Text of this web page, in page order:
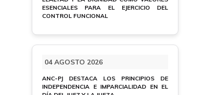
ESENCIALES PARA EL EJERCICIO DEL
CONTROL FUNCIONAL
04 AGOSTO 2026
ANC-PJ DESTACA LOS PRINCIPIOS DE
INDEPENDENCIA E IMPARCIALIDAD EN EL